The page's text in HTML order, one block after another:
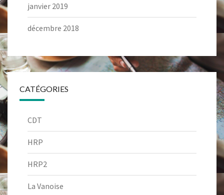
janvier 2019
décembre 2018
CATÉGORIES
CDT
HRP
HRP2
La Vanoise